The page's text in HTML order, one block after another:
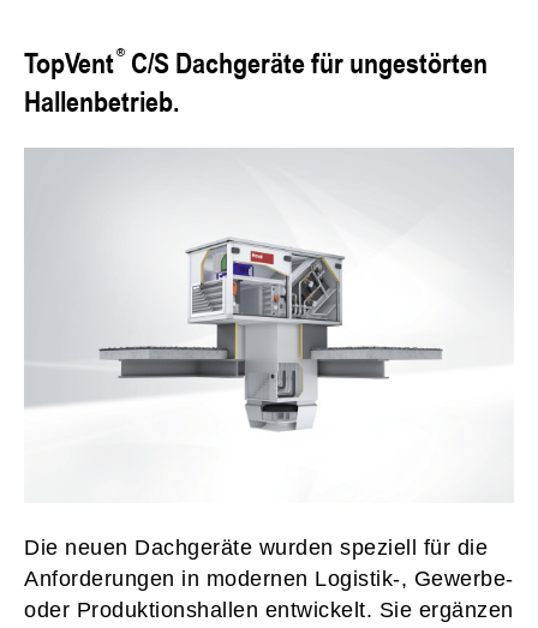
TopVent C/S Dachgeräte für ungestörten
Hallenbetrieb.
Die neuen Dachgeräte wurden speziell für die
Anforderungen in modernen Logistik-, Gewerbe-
oder Produktionshallen entwickelt. Sie ergänzen